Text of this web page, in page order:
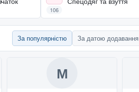
106
За популярністю За датою додавання
М